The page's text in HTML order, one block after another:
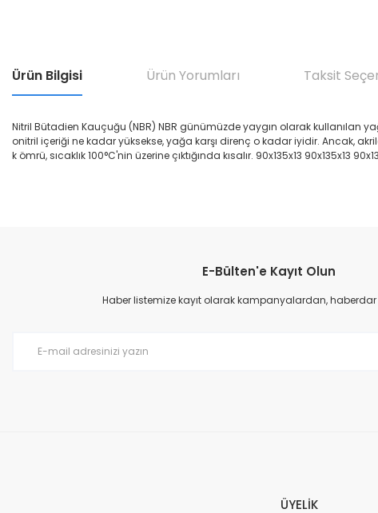
Ürün Bilgisi Ürün Yorumları Taksit
Nitril Bütadien Kauçuğu (NBR) NBR günümüzde yaygın olarak kullanılan
onitril içeriği ne kadar yüksekse, yağa karşı direnç o kadar iyidir. Ancak,
k ömrü, sıcaklık 100°C'nin üzerine çıktığında kısalır. 90x135x13 90x135x13
Ürün resmi kalitesiz, bozuk veya görüntülenemiyor.
Ürün açıklamasında eksik bilgiler bulunuyor.
E-Bülten'e Kayıt Olun
Haber listemize kayıt olarak kampanyalardan,
ÜYELİK